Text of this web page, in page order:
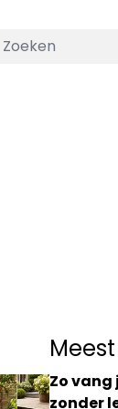
Zo vang
zonder